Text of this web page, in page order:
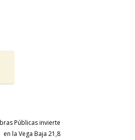
Públicas invierte
en la Vega Baja 21,8